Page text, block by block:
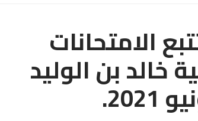
الامتحانات
خالد بن الوليد